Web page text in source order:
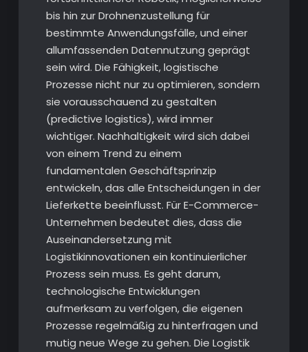
bis hin zur Drohnenzustellung für
bestimmte Anwendungsfälle, und einer
allumfassenden Datennutzung geprägt
sein wird. Die Fähigkeit, logistische
Prozesse nicht nur zu optimieren, sondern
sie vorausschauend zu gestalten
(predictive logistics), wird immer
wichtiger. Nachhaltigkeit wird sich dabei
von einem Trend zu einem
fundamentalen Geschäftsprinzip
entwickeln, das alle Entscheidungen in der
Lieferkette beeinflusst. Für E-Commerce-
Unternehmen bedeutet dies, dass die
Auseinandersetzung mit
Logistikinnovationen ein kontinuierlicher
Prozess sein muss. Es geht darum,
technologische Entwicklungen
aufmerksam zu verfolgen, die eigenen
Prozesse regelmäßig zu hinterfragen und
mutig neue Wege zu gehen. Die Logistik